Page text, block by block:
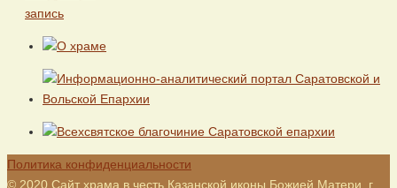
запись
Политика конфиденциальности
© 2020 Сайт храма в честь Казанской иконы Божией Матери, г.